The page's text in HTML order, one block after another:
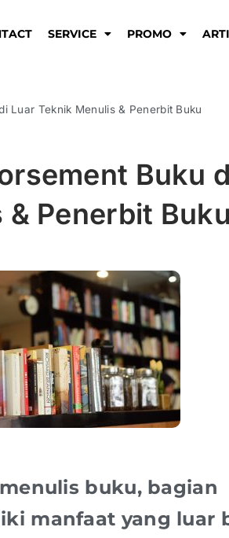
SERVICE PROMO
Luar Teknik Menulis & Penerbit Buku
Buku
Penerbit Buku
buku, bagian
manfaat yang luar